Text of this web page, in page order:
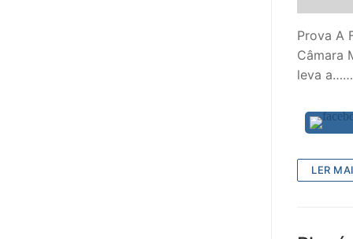
PRÉ-ESCOLAR
1º CICLO
ENSINO
EDUCAÇÃO
ENSINO
Prova A
Câmara
leva a……
LER